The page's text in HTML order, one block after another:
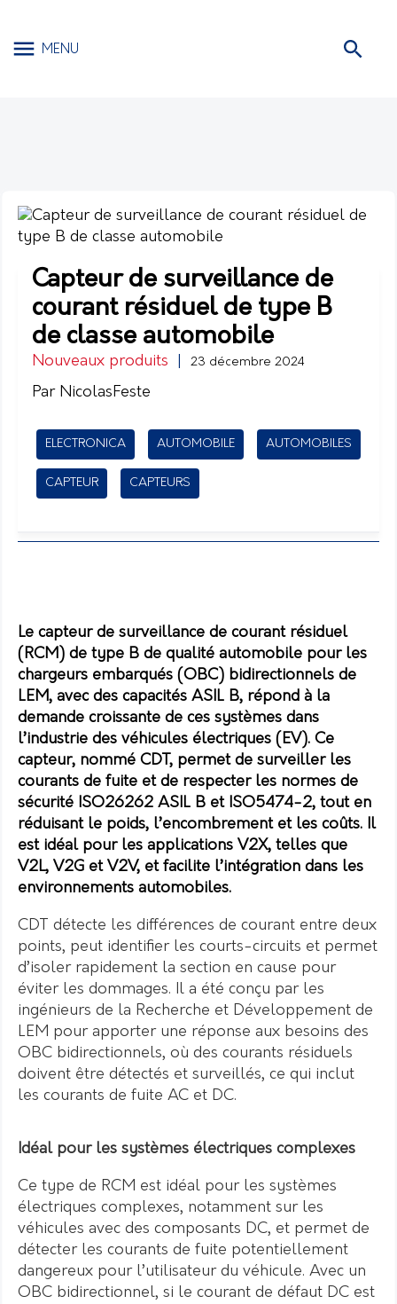
MENU
Capteur de surveillance de
courant résiduel de type B
de classe automobile
Nouveaux produits 23 décembre 2024
Par NicolasFeste
ELECTRONICA AUTOMOBILE AUTOMOBILES
CAPTEUR CAPTEURS
Le capteur de surveillance de courant résiduel
(RCM) de type B de qualité automobile pour les
chargeurs embarqués (OBC) bidirectionnels de
LEM, avec des capacités ASIL B, répond à la
demande croissante de ces systèmes dans
l’industrie des véhicules électriques (EV). Ce
capteur, nommé CDT, permet de surveiller les
courants de fuite et de respecter les normes de
sécurité ISO26262 ASIL B et ISO5474-2, tout en
réduisant le poids, l’encombrement et les coûts. Il
est idéal pour les applications V2X, telles que
V2L, V2G et V2V, et facilite l’intégration dans les
environnements automobiles.
CDT détecte les différences de courant entre deux
points, peut identifier les courts-circuits et permet
d’isoler rapidement la section en cause pour
éviter les dommages. Il a été conçu par les
ingénieurs de la Recherche et Développement de
LEM pour apporter une réponse aux besoins des
OBC bidirectionnels, où des courants résiduels
doivent être détectés et surveillés, ce qui inclut
les courants de fuite AC et DC.
déal pour les systèmes électriques complexes
Ce type de RCM est idéal pour les systèmes
électriques complexes, notamment sur les
véhicules avec des composants DC, et permet de
détecter les courants de fuite potentiellement
dangereux pour l’utilisateur du véhicule. Avec un
OBC bidirectionnel, si le courant de défaut DC est